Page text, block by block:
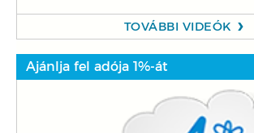
TOVÁBBI VIDEÓK
Ajánlja fel adója 1%-át